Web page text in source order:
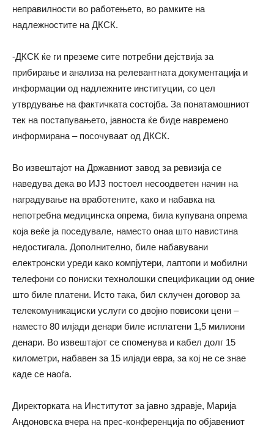
неправилности во работењето, во рамките на
надлежностите на ДКСК.
-ДКСК ќе ги преземе сите потребни дејствија за
прибирање и анализа на релевантната документација и
информации од надлежните институции, со цел
утврдување на фактичката состојба. За понатамошниот
тек на постапувањето, јавноста ќе биде навремено
информирана – посочуваат од ДКСК.
Во извештајот на Државниот завод за ревизија се
наведува дека во ИЈЗ постоел несоодветен начин на
наградување на вработените, како и набавка на
непотребна медицинска опрема, била купувана опрема
која веќе ја поседувале, наместо онаа што навистина
недостигала. Дополнително, биле набавувани
електронски уреди како компјутери, лаптопи и мобилни
телефони со пониски технолошки спецификации од оние
што биле платени. Исто така, бил склучен договор за
телекомуникациски услуги со двојно повисоки цени –
наместо 80 илјади денари биле исплатени 1,5 милиони
денари. Во извештајот се споменува и кабел долг 15
километри, набавен за 15 илјади евра, за кој не се знае
каде се наоѓа.
Директорката на Институтот за јавно здравје, Марија
Андоновска вчера на прес-конференција по објавениот